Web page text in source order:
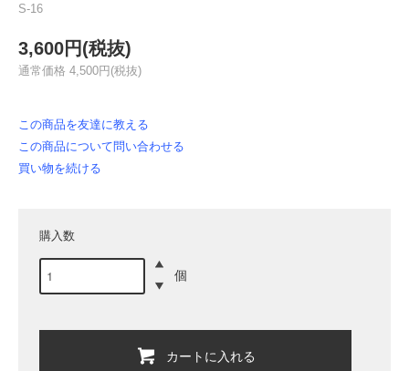
S-16
3,600円(税抜)
通常価格 4,500円(税抜)
この商品を友達に教える
この商品について問い合わせる
買い物を続ける
購入数
個
カートに入れる